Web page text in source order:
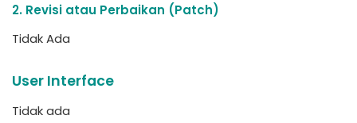
2. Revisi atau Perbaikan (Patch)
Tidak Ada
User Interface
Tidak ada